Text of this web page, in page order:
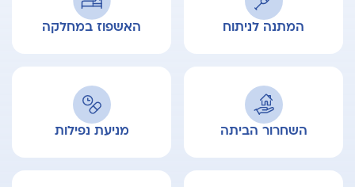
המתנה לניתוח האשפוז במחלקה
השחרור הביתה מניעת נפילות